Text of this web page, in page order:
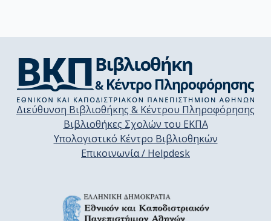
Διεύθυνση Βιβλιοθήκης & Κέντρου Πληροφόρησης
Βιβλιοθήκες Σχολών του ΕΚΠΑ
Υπολογιστικό Κέντρο Βιβλιοθηκών
Επικοινωνία / Helpdesk